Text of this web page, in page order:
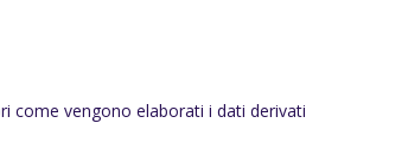
come vengono elaborati i dati derivati